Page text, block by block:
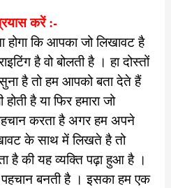
करें :-
कि आपका जो लिखावट है
है वो बोलती है । हा दोस्तों
है तो हम आपको बता देते हैं
है या फिर हमारा जो
करता है अगर हम अपने
के साथ में लिखते है तो
है की यह व्यक्ति पढ़ा हुआ है ।
बनती है । इसका हम एक